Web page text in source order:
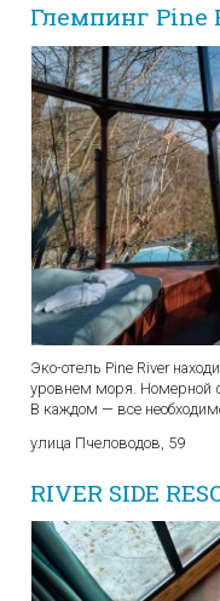
Глемпинг Pine
Эко-отель Pine River
уровнем моря. Номерной
В каждом — все
улица Пчеловодов, 59
RIVER SIDE